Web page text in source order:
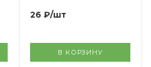
26 ₽/шт
В КОРЗИНУ